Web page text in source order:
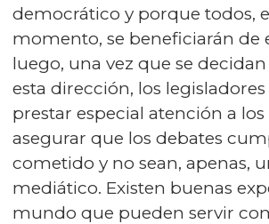
democrático y porque todos,
momento, se beneficiarán de
luego, una vez que se
esta dirección, los
prestar especial atención a los
asegurar que los debates
cometido y no sean, apenas,
mediático. Existen buenas
mundo que pueden servir